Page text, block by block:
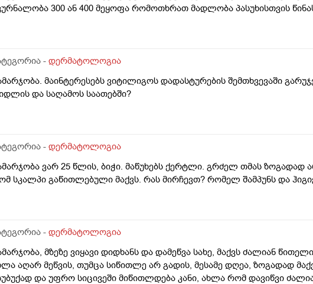
300 ან 400 მეყოფა რომოთხრათ მადლობა პასუხისთვის
- დერმატოლოგია
მაინტერესებს ვიტილიგოს დადასტურების შემთხვევაში
და საღამოს საათებში?
- დერმატოლოგია
ვარ 25 წლის, ბიჭი. მაწუხებს ქერტლი. გრძელ თმას ზოგადად
სკალპი გაწითლებული მაქვს. რას მირჩევთ? რომელ შამპუნს და
- დერმატოლოგია
მზეზე ვიყავი დიდხანს და დამეწვა სახე, მაქვს ძალიან
აღარ მეწვის, თუმცა სიწითლე არ გადის, მესამე დღეა, ზოგადად
და უფრო სიცივეში მიწითლდება კანი, ახლა რომ დავიწვი